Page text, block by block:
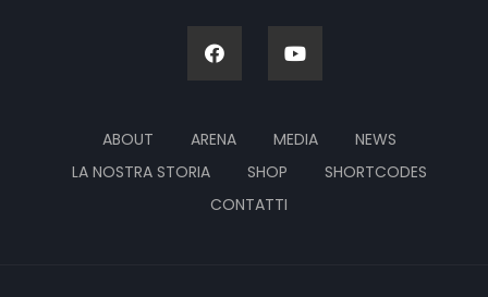
ABOUT ARENA MEDIA
NEWS
LA NOSTRA STORIA
SHOP
SHORTCODES
CONTATTI